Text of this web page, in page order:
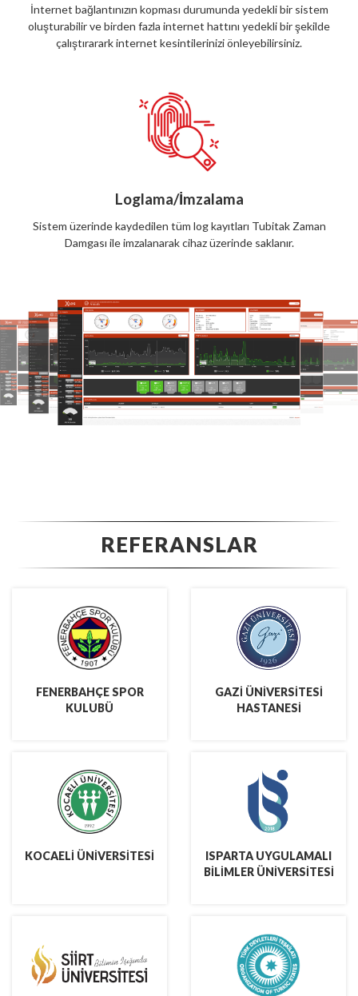
İnternet bağlantınızın kopması durumunda yedekli bir sistem
oluşturabilir ve birden fazla internet hattını yedekli bir şekilde
çalıştırarark internet kesintilerinizi önleyebilirsiniz.
Loglama/İmzalama
Sistem üzerinde kaydedilen tüm log kayıtları Tubitak Zaman
Damgası ile imzalanarak cihaz üzerinde saklanır.
REFERANSLAR
FENERBAHÇE SPOR
KULUBÜ
GAZİ ÜNİVERSİTESİ
HASTANESİ
KOCAELİ ÜNİVERSİTESİ
ISPARTA UYGULAMALI
BİLİMLER ÜNİVERSİTESİ